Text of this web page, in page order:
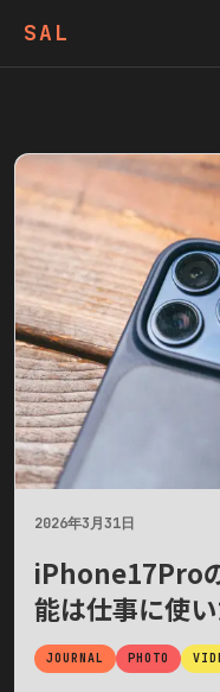
SAL
2026年3月31日
iPhone17Pro
能は仕事に使
JOURNAL PHOTO